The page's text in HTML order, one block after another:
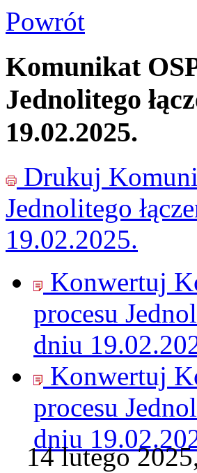
Powrót
Komunikat
Jednolitego
19.02.2025.
Drukuj
Jednolitego
19.02.2025.
Konwertuj
procesu
dniu
Konwertuj
procesu
dniu
14 lutego